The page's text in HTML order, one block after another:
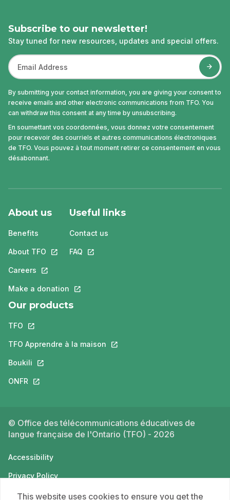
Subscribe to our newsletter!
Stay tuned for new resources, updates and special offers.
By submitting your contact information, you are giving your consent to
receive emails and other electronic communications from TFO. You
can withdraw this consent at any time by unsubscribing.
En soumettant vos coordonnées, vous donnez votre consentement
pour recevoir des courriels et autres communications électroniques
de TFO. Vous pouvez à tout moment retirer ce consentement en vous
désabonnant.
About us
Benefits
About TFO This link will open in a new tab.
Careers This link will open in a new tab.
Make a donation This link will open in a new tab.
Useful links
Contact us
FAQ This link will open in a new tab.
Our products
TFO This link will open in a new tab.
TFO Apprendre à la maison This link will open in a new tab.
Boukili This link will open in a new tab.
ONFR This link will open in a new tab.
© Office des télécommunications éducatives de
langue française de l'Ontario (TFO) - 2026
Accessibility
Privacy Policy
Terms of use
This website uses cookies to ensure you get the